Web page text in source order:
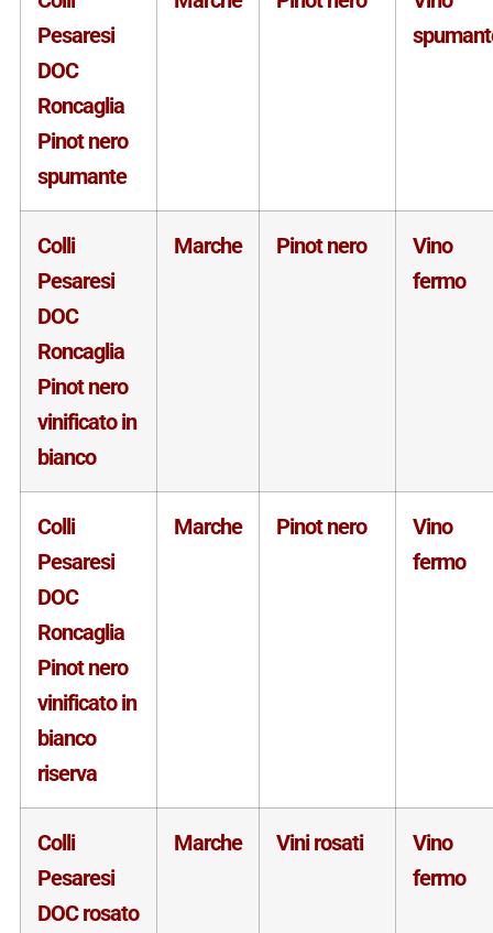
Pesaresi
DOC
Roncaglia
Pinot nero
spumante
Colli
Pesaresi
DOC
Roncaglia
Pinot nero
vinificato in
bianco
Marche Pinot nero
Vino
fermo
Colli
Pesaresi
DOC
Roncaglia
Pinot nero
vinificato in
bianco
riserva
Marche Pinot nero
Vino
fermo
Colli
Pesaresi
DOC rosato
Marche Vini rosati
Vino
fermo